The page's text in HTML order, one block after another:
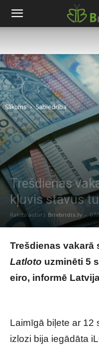
Sākums Sabiedrība
Trešdienas
kļuvis stāvus
Raksta autors Brivbridis.lv - 07/
Trešdienas vakarā
Latloto uzminēti 5
eiro, informē
Laimīgā biļete ar 12
izlozi bija iegādāta